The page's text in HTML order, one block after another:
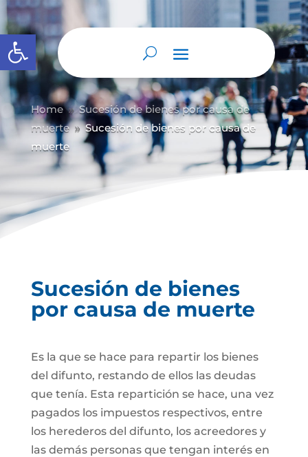
Abrir barra de herramientas
Home 9 Sucesión de bienes por causa de
muerte 9 Sucesión de bienes por causa de
muerte
Sucesión de bienes
por causa de muerte
Es la que se hace para repartir los bienes
del difunto, restando de ellos las deudas
que tenía. Esta repartición se hace, una vez
pagados los impuestos respectivos, entre
los herederos del difunto, los acreedores y
las demás personas que tengan interés en